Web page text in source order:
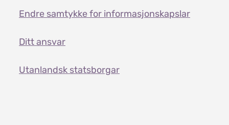
Endre samtykke for informasjonskapslar
Ditt ansvar
Utanlandsk statsborgar